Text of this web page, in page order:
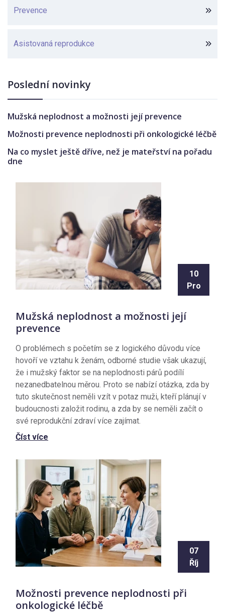
Prevence
Asistovaná reprodukce
Poslední novinky
Mužská neplodnost a možnosti její prevence
Možnosti prevence neplodnosti při onkologické léčbě
Na co myslet ještě dříve, než je mateřství na pořadu
dne
10
Pro
Mužská neplodnost a možnosti její
prevence
O problémech s početím se z logického důvodu více
hovoří ve vztahu k ženám, odborné studie však ukazují,
že i mužský faktor se na neplodnosti párů podílí
nezanedbatelnou měrou. Proto se nabízí otázka, zda by
tuto skutečnost neměli vzít v potaz muži, kteří plánují v
budoucnosti založit rodinu, a zda by se neměli začít o
své reprodukční zdraví více zajímat.
Číst více
07
Říj
Možnosti prevence neplodnosti při
onkologické léčbě